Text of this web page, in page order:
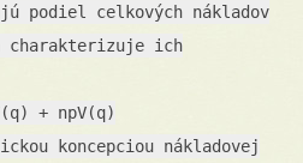
podiel celkových nákladov
charakterizuje ich
+ npV(q)
koncepciou nákladovej